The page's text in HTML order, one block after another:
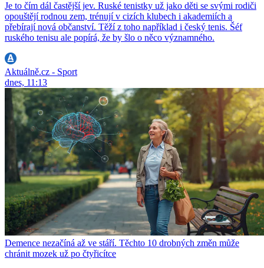
Je to čím dál častější jev. Ruské tenistky už jako děti se svými rodiči
opouštějí rodnou zem, trénují v cizích klubech i akademiích a
přebírají nová občanství. Těží z toho například i český tenis. Šéf
ruského tenisu ale popírá, že by šlo o něco významného.
Aktuálně.cz - Sport
dnes, 11:13
Demence nezačíná až ve stáří. Těchto 10 drobných změn může
chránit mozek už po čtyřicítce